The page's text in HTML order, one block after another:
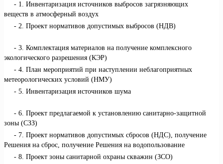
1. Инвентаризация источников выбросов загрязняющих
веществ в атмосферный воздух
2. Проект нормативов допустимых выбросов (НДВ)
3. Комплектация материалов на получение комплексного
экологического разрешения (КЭР)
4. План мероприятий при наступлении неблагоприятных
метеорологических условий (НМУ)
5. Инвентаризация источников шума
6. Проект предлагаемой к установлению санитарно-защитной
зоны (СЗЗ)
7. Проект нормативов допустимых сбросов (НДС), получение
Решения на сброс, получение Решения на водопользование
8. Проект зоны санитарной охраны скважин (ЗСО)